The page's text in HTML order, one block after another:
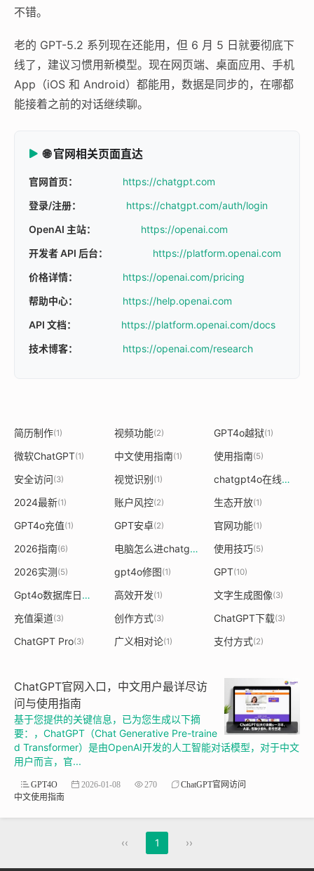
不错。
老的 GPT-5.2 系列现在还能用，但 6 月 5 日就要彻底下
线了，建议习惯用新模型。现在网页端、桌面应用、手机
App（iOS 和 Android）都能用，数据是同步的，在哪都
能接着之前的对话继续聊。
🌐 官网相关页面直达
官网首页：
https://chatgpt.com
登录/注册：
https://chatgpt.com/auth/login
OpenAI 主站：
https://openai.com
开发者 API 后台：
https://platform.openai.com
价格详情：
https://openai.com/pricing
帮助中心：
https://help.openai.com
API 文档：
https://platform.openai.com/docs
技术博客：
https://openai.com/research
简历制作(1) 视频功能(2) GPT4o越狱(1)
微软ChatGPT(1) 中文使用指南(1) 使用指南(5)
安全访问(3) 视觉识别(1)
chatgpt4o在线中文版官网
2024最新(1) 账户风控(2) 生态开放(1)
GPT4o充值(1) GPT安卓(2) 官网功能(1)
2026指南(6) 电脑怎么进chatgpt官网 (1)
使用技巧(5)
2026实测(5) gpt4o修图(1) GPT(10)
Gpt4o数据库日期 高效开发(1) 文字生成图像(3)
充值渠道(3) 创作方式(3) ChatGPT下载(3)
ChatGPT Pro(3) 广义相对论(1) 支付方式(2)
ChatGPT官网入口，中文用户最详尽访
问与使用指南
基于您提供的关键信息，已为您生成以下摘
要：，ChatGPT（Chat Generative Pre-traine
d Transformer）是由OpenAI开发的人工智能对话模型，对于中文
用户而言，官...
GPT4O 2026-01-08 270
ChatGPT官网访问
中文使用指南
‹‹ 1 ››